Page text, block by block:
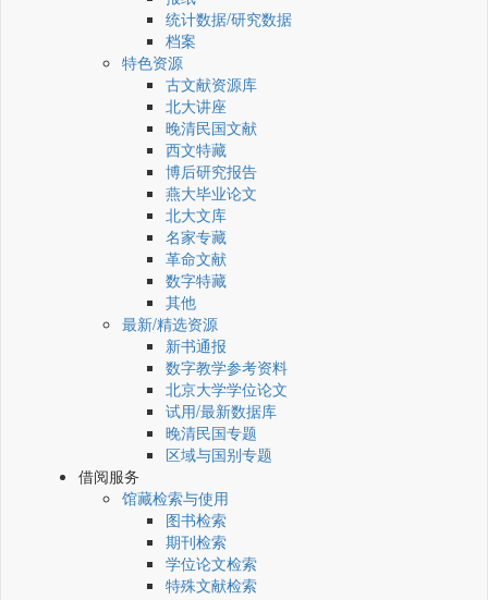
统计数据/研究数据
档案
特色资源
古文献资源库
北大讲座
晚清民国文献
西文特藏
博后研究报告
燕大毕业论文
北大文库
名家专藏
革命文献
数字特藏
其他
最新/精选资源
新书通报
数字教学参考资料
北京大学学位论文
试用/最新数据库
晚清民国专题
区域与国别专题
借阅服务
馆藏检索与使用
图书检索
期刊检索
学位论文检索
特殊文献检索